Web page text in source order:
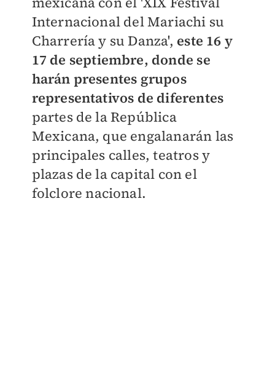
Internacional del Mariachi su
Charrería y su Danza', este 16 y
17 de septiembre, donde se
harán presentes grupos
representativos de diferentes
partes de la República
Mexicana, que engalanarán las
principales calles, teatros y
plazas de la capital con el
folclore nacional.